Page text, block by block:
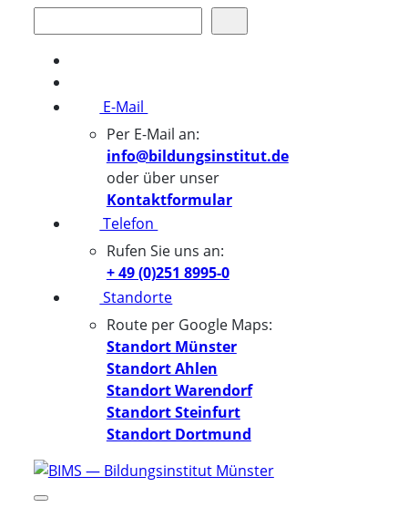
E-Mail
Per E-Mail an:
info@bildungsinstitut.de
oder über unser
Kontaktformular
Telefon
Rufen Sie uns an:
+ 49 (0)251 8995-0
Standorte
Route per Google Maps:
Standort Münster
Standort Ahlen
Standort Warendorf
Standort Steinfurt
Standort Dortmund